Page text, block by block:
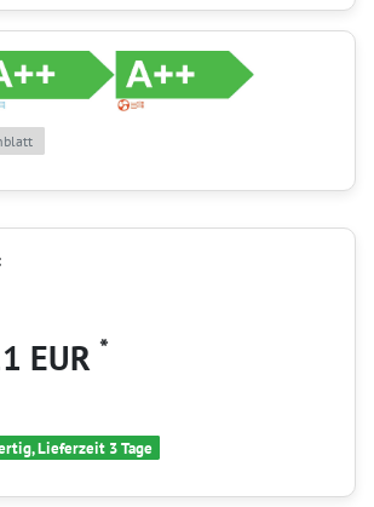
EUR *
Lieferzeit 3 Tage